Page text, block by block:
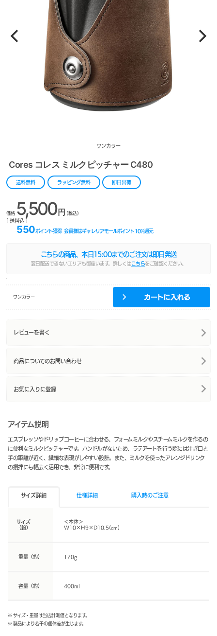
ワンカラー
Cores コレス ミルクピッチャー C480
送料無料 ラッピング無料 即日出荷
価格 5,500円 (税込)
[ 送料込 ]
550ポイント獲得 会員様はギャレリアモールポイント 10%還元
こちらの商品、本日 15:00までのご注文は即日発送
翌日配送できないエリアも御座います。詳しくは こちらをご確認ください。
ワンカラー
レビューを書く
商品についてのお問い合わせ
お気に入りに登録
アイテム説明
エスプレッソやドリップコーヒーに合わせる、フォームミルクやスチームミルクを作るの
に便利なミルクピッチャーです。ハンドルがないため、ラテアートを行う際には注ぎ口と
手の距離が近く、繊細な表現がしやすい設計。また、ミルクを使ったアレンジドリンク
の攪拌にも幅広く活用でき、非常に便利です。
サイズ詳細 仕様詳細 購入時のご注意
サイズ
（約）
＜本体＞
W10×H9×D10.5(cm)
重量（約） 170g
容量（約） 400ml
※ サイズ・重量は当店計測値となります。
※ 製品により若干の個体差が生じます。